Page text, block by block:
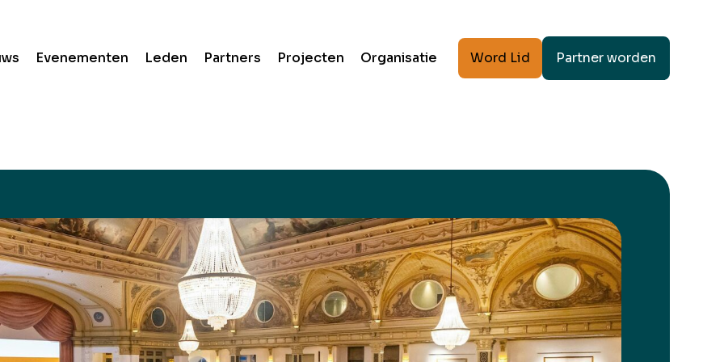
Evenementen Leden Partners Projecten Organisatie Word Lid Partner worden